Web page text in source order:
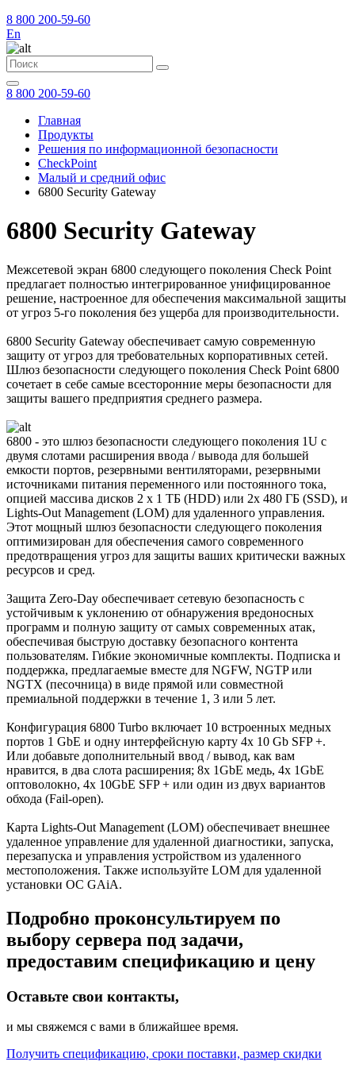
8 800 200-59-60
En
8 800 200-59-60
Главная
Продукты
Решения по информационной безопасности
CheckPoint
Малый и средний офис
6800 Security Gateway
6800 Security Gateway
Межсетевой экран 6800 следующего поколения Check Point
предлагает полностью интегрированное унифицированное
решение, настроенное для обеспечения максимальной защиты
от угроз 5-го поколения без ущерба для производительности.
6800 Security Gateway обеспечивает самую современную
защиту от угроз для требовательных корпоративных сетей.
Шлюз безопасности следующего поколения Check Point 6800
сочетает в себе самые всесторонние меры безопасности для
защиты вашего предприятия среднего размера.
6800 - это шлюз безопасности следующего поколения 1U с
двумя слотами расширения ввода / вывода для большей
емкости портов, резервными вентиляторами, резервными
источниками питания переменного или постоянного тока,
опцией массива дисков 2 x 1 ТБ (HDD) или 2x 480 ГБ (SSD), и
Lights-Out Management (LOM) для удаленного управления.
Этот мощный шлюз безопасности следующего поколения
оптимизирован для обеспечения самого современного
предотвращения угроз для защиты ваших критически важных
ресурсов и сред.
Защита Zero-Day обеспечивает сетевую безопасность с
устойчивым к уклонению от обнаружения вредоносных
программ и полную защиту от самых современных атак,
обеспечивая быструю доставку безопасного контента
пользователям. Гибкие экономичные комплекты. Подписка и
поддержка, предлагаемые вместе для NGFW, NGTP или
NGTX (песочница) в виде прямой или совместной
премиальной поддержки в течение 1, 3 или 5 лет.
Конфигурация 6800 Turbo включает 10 встроенных медных
портов 1 GbE и одну интерфейсную карту 4x 10 Gb SFP +.
Или добавьте дополнительный ввод / вывод, как вам
нравится, в два слота расширения; 8x 1GbE медь, 4x 1GbE
оптоволокно, 4x 10GbE SFP + или один из двух вариантов
обхода (Fail-open).
Карта Lights-Out Management (LOM) обеспечивает внешнее
удаленное управление для удаленной диагностики, запуска,
перезапуска и управления устройством из удаленного
местоположения. Также используйте LOM для удаленной
установки ОС GAiA.
Подробно проконсультируем по
выбору сервера под задачи,
предоставим спецификацию и цену
Оставьте свои контакты,
и мы свяжемся с вами в ближайшее время.
Получить спецификацию, сроки поставки, размер скидки